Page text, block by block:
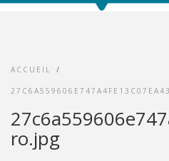
ACCUEIL /
ro.jpg